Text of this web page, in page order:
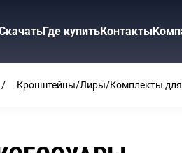
Где купитьКонтакты
Кронштейны/Лиры/Комплекты